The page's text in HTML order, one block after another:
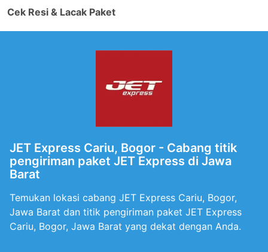
Cek Resi & Lacak Paket
JET Express Cariu, Bogor - Cabang titik
pengiriman paket JET Express di Jawa
Barat
Temukan lokasi cabang JET Express Cariu, Bogor,
Jawa Barat dan titik pengiriman paket JET Express
Cariu, Bogor, Jawa Barat yang dekat dengan Anda.